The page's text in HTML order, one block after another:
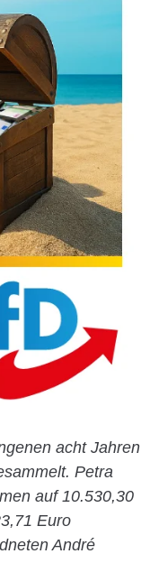
acht Jahren
Petra
auf 10.530,30
Euro
André